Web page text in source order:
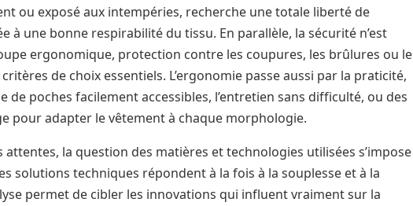
ou exposé aux intempéries, recherche une totale liberté de
à une bonne respirabilité du tissu. En parallèle, la sécurité n’est
ergonomique, protection contre les coupures, les brûlures ou le
de choix essentiels. L’ergonomie passe aussi par la praticité,
de poches facilement accessibles, l’entretien sans difficulté, ou des
pour adapter le vêtement à chaque morphologie.
attentes, la question des matières et technologies utilisées s’impose
solutions techniques répondent à la fois à la souplesse et à la
permet de cibler les innovations qui influent vraiment sur la